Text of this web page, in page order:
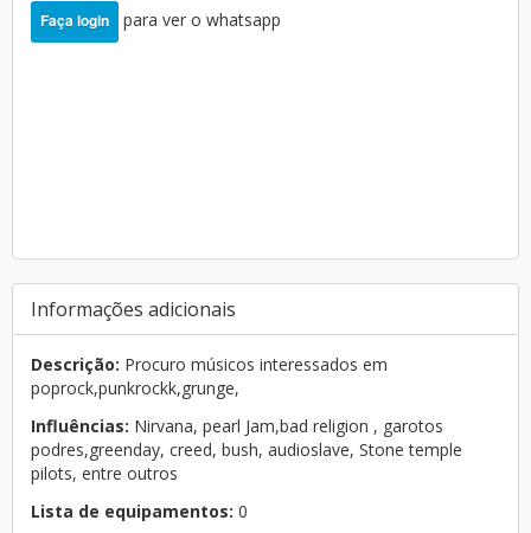
Faça login para ver o whatsapp
Informações adicionais
Descrição: Procuro músicos interessados em
poprock,punkrockk,grunge,
Influências: Nirvana, pearl Jam,bad religion , garotos
podres,greenday, creed, bush, audioslave, Stone temple
pilots, entre outros
Lista de equipamentos: 0